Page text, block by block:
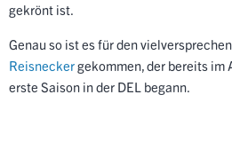
gekrönt ist.
Genau so ist es für den
Reisneckergekommen, der bereits im
erste Saison in der DEL begann.